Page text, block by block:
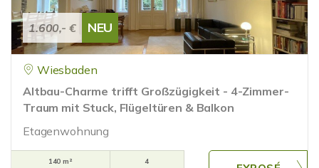
1.600,- € NEU
Wiesbaden
Altbau-Charme trifft Großzügigkeit - 4-Zimmer-
Traum mit Stuck, Flügeltüren & Balkon
Etagenwohnung
140 m²
4